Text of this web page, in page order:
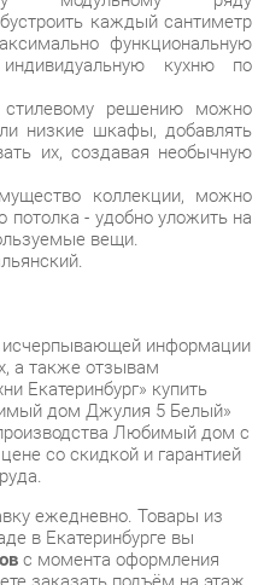
решению можно
низкие шкафы, добавлять
их, создавая необычную
коллекции, можно
- удобно уложить на
вещи.
информации
а также отзывам
дом Джулия 5 Белый»
со скидкой и гарантией
ежедневно. Товары из
в Екатеринбурге вы
с момента оформления
заказать подъём на этаж
для товаров, находящихся
индивидуально.
доставки вы можете